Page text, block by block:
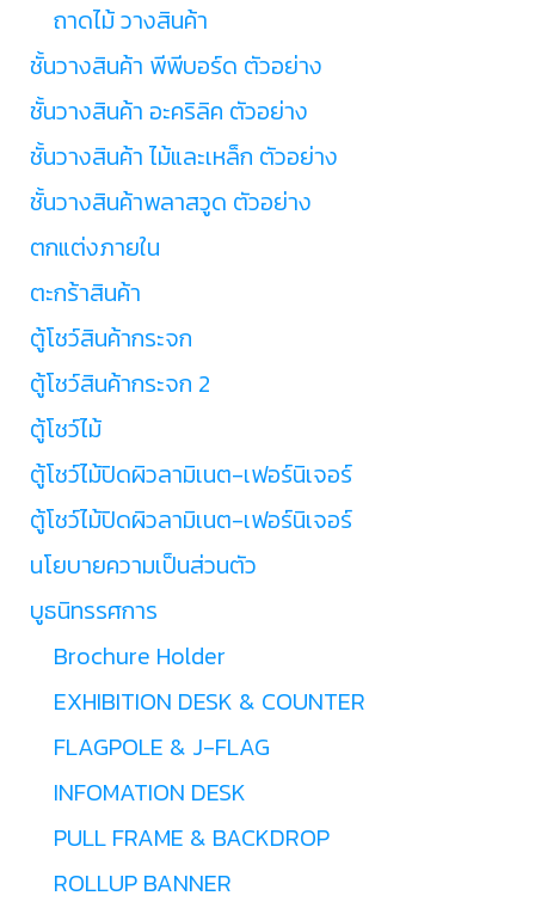
ถาดไม้ วางสินค้า
ชั้นวางสินค้า พีพีบอร์ด ตัวอย่าง
ชั้นวางสินค้า อะคริลิค ตัวอย่าง
ชั้นวางสินค้า ไม้และเหล็ก ตัวอย่าง
ชั้นวางสินค้าพลาสวูด ตัวอย่าง
ตกแต่งภายใน
ตะกร้าสินค้า
ตู้โชว์สินค้ากระจก
ตู้โชว์สินค้ากระจก 2
ตู้โชว์ไม้
ตู้โชว์ไม้ปิดผิวลามิเนต-เฟอร์นิเจอร์
ตู้โชว์ไม้ปิดผิวลามิเนต-เฟอร์นิเจอร์
นโยบายความเป็นส่วนตัว
บูธนิทรรศการ
Brochure Holder
EXHIBITION DESK & COUNTER
FLAGPOLE & J-FLAG
INFOMATION DESK
PULL FRAME & BACKDROP
ROLLUP BANNER